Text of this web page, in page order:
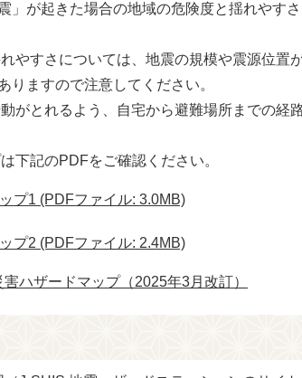
」が起きた場合の地域の危険度と揺れやす
やすさについては、地震の規模や震源位置
りますので注意してください。
がとれるよう、自宅から避難場所までの経
下記のPDFをご確認ください。
プ1 (PDFファイル: 3.0MB)
プ2 (PDFファイル: 2.4MB)
ハザードマップ（2025年3月改訂）